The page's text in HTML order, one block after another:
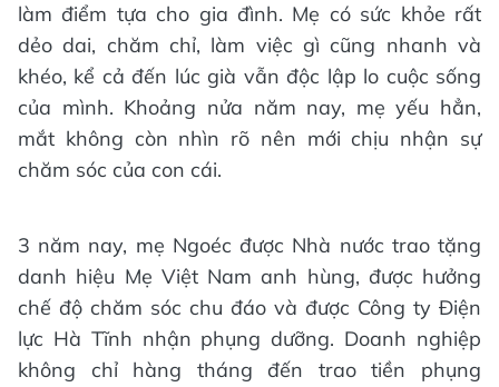
làm điểm tựa cho gia đình. Mẹ có sức khỏe rất
dẻo dai, chăm chỉ, làm việc gì cũng nhanh và
khéo, kể cả đến lúc già vẫn độc lập lo cuộc sống
của mình. Khoảng nửa năm nay, mẹ yếu hẳn,
mắt không còn nhìn rõ nên mới chịu nhận sự
chăm sóc của con cái.
3 năm nay, mẹ Ngoéc được Nhà nước trao tặng
danh hiệu Mẹ Việt Nam anh hùng, được hưởng
chế độ chăm sóc chu đáo và được Công ty Điện
lực Hà Tĩnh nhận phụng dưỡng. Doanh nghiệp
không chỉ hàng tháng đến trao tiền phụng